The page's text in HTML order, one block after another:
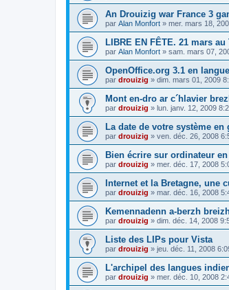
An Drouizig war France 3
par Alan Monfort » mer. mars 18,
LIBRE EN FÊTE. 21 mars
par Alan Monfort » sam. mars 07,
OpenOffice.org 3.1 en
par drouizig » dim. mars 01, 2009
Mont en-dro ar c´hlavier
par drouizig » lun. janv. 12, 2009
La date de votre système
par drouizig » ven. déc. 26, 2008
Bien écrire sur ordinateur
par drouizig » mer. déc. 17, 2008
Internet et la Bretagne, une
par drouizig » mar. déc. 16, 2008
Kemennadenn a-berzh
par drouizig » dim. déc. 14, 2008
Liste des LIPs pour Vista
par drouizig » jeu. déc. 11, 2008
L'archipel des langues
par drouizig » mer. déc. 10, 2008